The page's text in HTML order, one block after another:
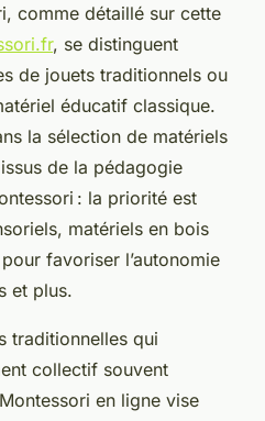
comme détaillé sur cette
, se distinguent
de jouets traditionnels ou
éducatif classique.
la sélection de matériels
de la pédagogie
: la priorité est
matériels en bois
favoriser l’autonomie
et plus.
traditionnelles qui
collectif souvent
en ligne vise